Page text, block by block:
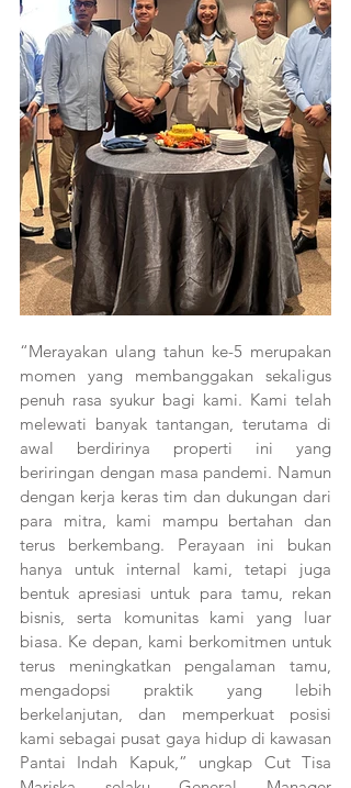
“Merayakan ulang tahun ke-5 merupakan
momen yang membanggakan sekaligus
penuh rasa syukur bagi kami. Kami telah
melewati banyak tantangan, terutama di
awal berdirinya properti ini yang
beriringan dengan masa pandemi. Namun
dengan kerja keras tim dan dukungan dari
para mitra, kami mampu bertahan dan
terus berkembang. Perayaan ini bukan
hanya untuk internal kami, tetapi juga
bentuk apresiasi untuk para tamu, rekan
bisnis, serta komunitas kami yang luar
biasa. Ke depan, kami berkomitmen untuk
terus meningkatkan pengalaman tamu,
mengadopsi praktik yang lebih
berkelanjutan, dan memperkuat posisi
kami sebagai pusat gaya hidup di kawasan
Pantai Indah Kapuk,” ungkap Cut Tisa